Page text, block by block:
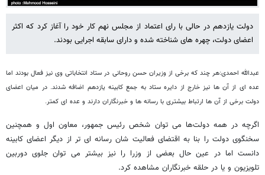
دولت یازدهم در حالی با رای اعتماد از مجلس نهم کار خود را آغاز کرد که اکثر
اعضای دولت، چهره های شناخته شده و دارای سابقه اجرایی بودند.
عبدالله احمدی:هر چند که برخی از وزیران حسن روحانی در ستاد انتخاباتی وی نیز فعال بودند اما
عده ای از آن ها نیز خارج از دایره ستاد به جمع کابینه یازدهم اضافه شدند. در میان اعضای
دولت برخی از آن ها ارتباط بیشتری با رسانه ها و خبرنگاران دارند و عده ای کمتر.
اگرچه در همه دولت‌ها می توان شخص رئیس جمهور، معاون اول و همچنین
سخنگوی دولت را بنا به اقتضای فعالیت شان رسانه ای تر از دیگر اعضای کابینه
دانست اما در عین حال بعضی از وزرا را نیز بیشتر می توان جلوی دوربین
تلویزیون و یا در حلقه خبرنگاران مشاهده کرد.